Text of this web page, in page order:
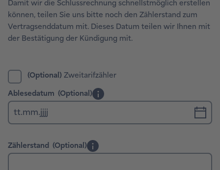
Damit wir die Schlussrechnung schnellstmöglich erstellen
können, teilen Sie uns bitte noch den Zählerstand zum
Vertragsenddatum mit. Dieses Datum teilen wir Ihnen mit
der Bestätigung der Kündigung mit.
Zweitarifzähler